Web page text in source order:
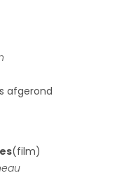
afgerond
(film)